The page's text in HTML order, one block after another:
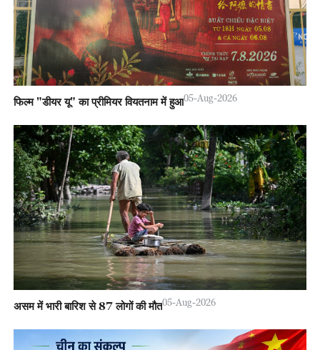
फिल्म "डीयर यू" का प्रीमियर वियतनाम में हुआ05-Aug-2026
असम में भारी बारिश से 87 लोगों की मौत05-Aug-2026